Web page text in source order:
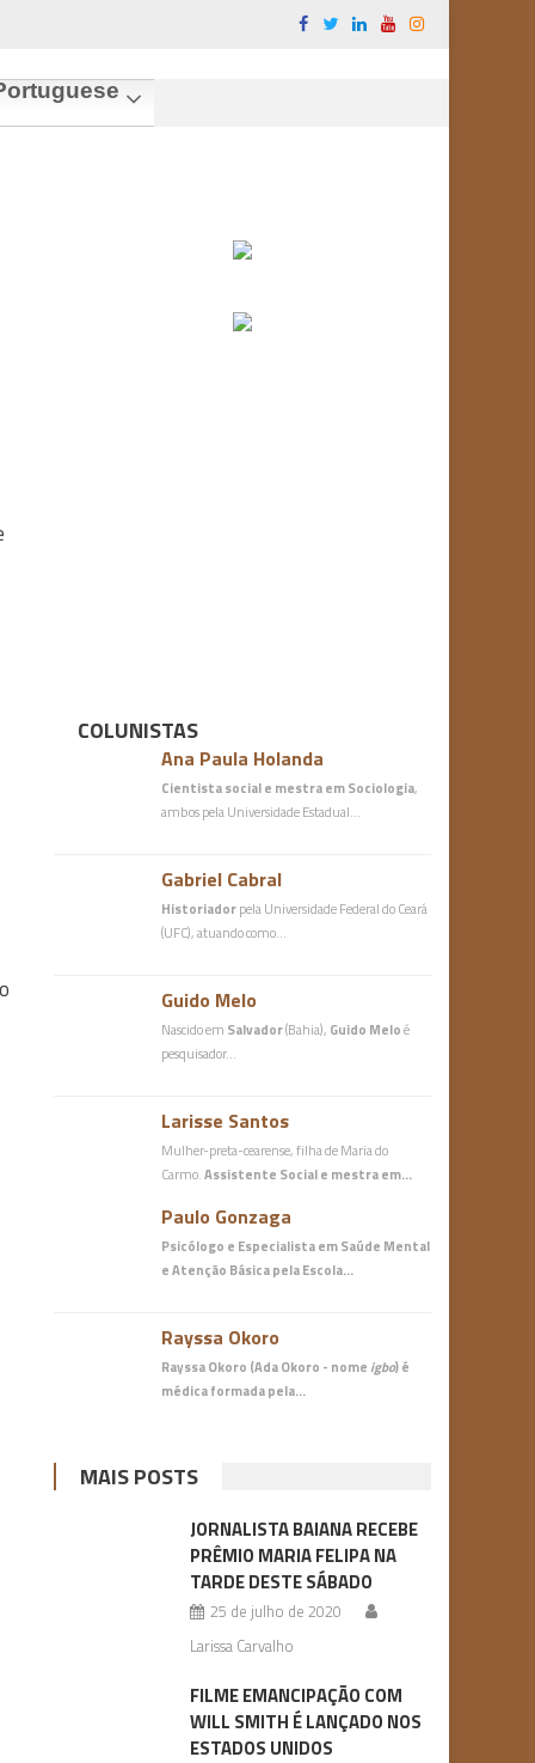
COLUNISTAS
Ana Paula Holanda
Cientista social e mestra em Sociologia,
ambos pela Universidade Estadual…
Gabriel Cabral
Historiadorpela Universidade Federal do Ceará
(UFC), atuando como…
Guido Melo
Nascido em Salvador(Bahia), Guido Meloé
pesquisador…
Larisse Santos
Mulher-preta-cearense, filha de Maria do
Carmo.Assistente Social e mestra em…
Paulo Gonzaga
Psicólogo e Especialista em Saúde Mental
e Atenção Básicapela Escola…
Rayssa Okoro
Rayssa Okoro (Ada Okoro - nome igbo) é
médicaformada pela…
MAIS POSTS
JORNALISTA BAIANA RECEBE
PRÊMIO MARIA FELIPA NA
TARDE DESTE SÁBADO
25 de julho de 2020
Larissa Carvalho
FILME EMANCIPAÇÃO COM
WILL SMITH É LANÇADO NOS
ESTADOS UNIDOS